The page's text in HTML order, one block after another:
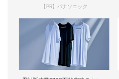
【PR】パナソニック